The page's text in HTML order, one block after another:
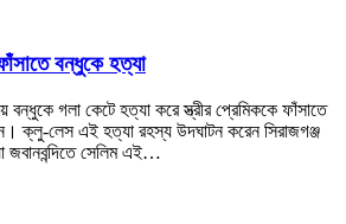
বন্ধুকে হত্যা
বন্ধুকে গলা কেটে হত্যা করে স্ত্রীর প্রেমিককে ফাঁসাতে
ক্লু-লেস এই হত্যা রহস্য উদঘাটন করেন সিরাজগঞ্জ
সেলিম এই…